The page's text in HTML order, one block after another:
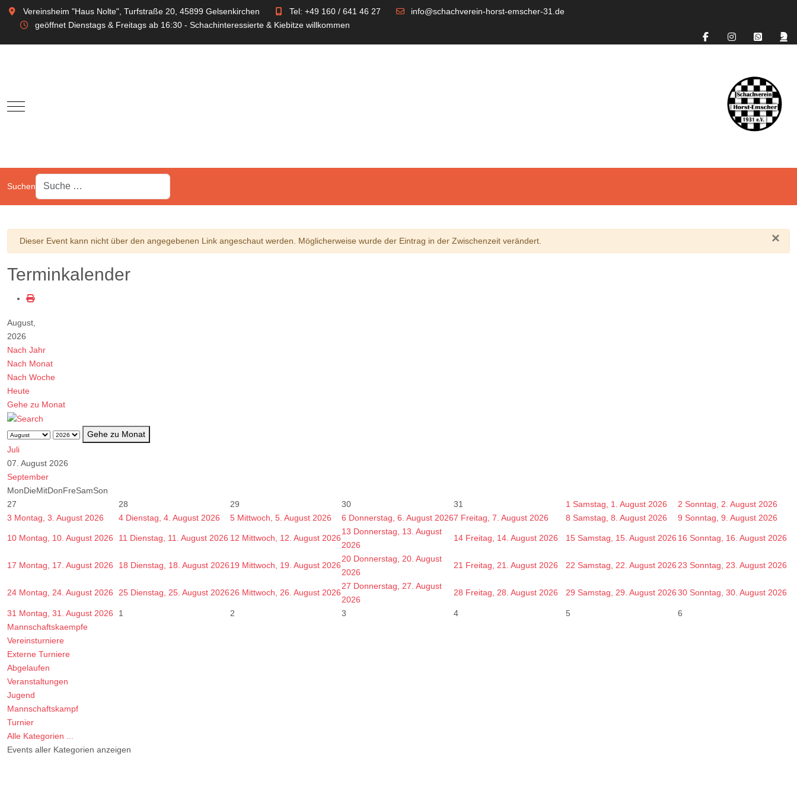
Vereinsheim "Haus Nolte", Turfstraße 20, 45899 Gelsenkirchen Tel: +49 160 / 641 46 27
info@schachverein-horst-emscher-31.de
geöffnet Dienstags & Freitags ab 16:30 - Schachinteressierte & Kiebitze willkommen
Mobile Menu Toggle
Suchen
×
Warnung
Dieser Event kann nicht über den angegebenen Link angeschaut werden. Möglicherweise wurde der Eintrag in der Zwischenzeit verändert.
Terminkalender
August,
2026
Nach Jahr
Nach Monat
Nach Woche
Heute
Gehe zu Monat
Gehe zu Monat
Juli
07. August 2026
September
MonDieMitDonFreSamSon
27
28 29 30 31 1 Samstag, 1. August 2026 2 Sonntag, 2. August 2026
3 Montag, 3. August 2026 4 Dienstag, 4. August 2026 5 Mittwoch, 5. August 2026 6 Donnerstag, 6. August 20267 Freitag, 7. August 2026 8 Samstag, 8. August 2026 9 Sonntag, 9. August 2026
10 Montag, 10. August 2026 11 Dienstag, 11. August 2026 12 Mittwoch, 12. August 2026
13 Donnerstag, 13. August
2026
14 Freitag, 14. August 2026 15 Samstag, 15. August 2026 16 Sonntag, 16. August 2026
17 Montag, 17. August 2026 18 Dienstag, 18. August 202619 Mittwoch, 19. August 2026
20 Donnerstag, 20. August
2026
21 Freitag, 21. August 2026 22 Samstag, 22. August 2026 23 Sonntag, 23. August 2026
24 Montag, 24. August 2026 25 Dienstag, 25. August 202626 Mittwoch, 26. August 2026
27 Donnerstag, 27. August
2026
28 Freitag, 28. August 2026 29 Samstag, 29. August 202630 Sonntag, 30. August 2026
31 Montag, 31. August 2026 1 2 3 4 5
6
Mannschaftskaempfe
Vereinsturniere
Externe Turniere
Abgelaufen
Veranstaltungen
Jugend
Mannschaftskampf
Turnier
Alle Kategorien ...
Events aller Kategorien anzeigen